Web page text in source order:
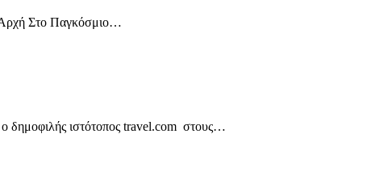
Αρχή Στο Παγκόσμιο…
δημοφιλής ιστότοπος travel.com στους…